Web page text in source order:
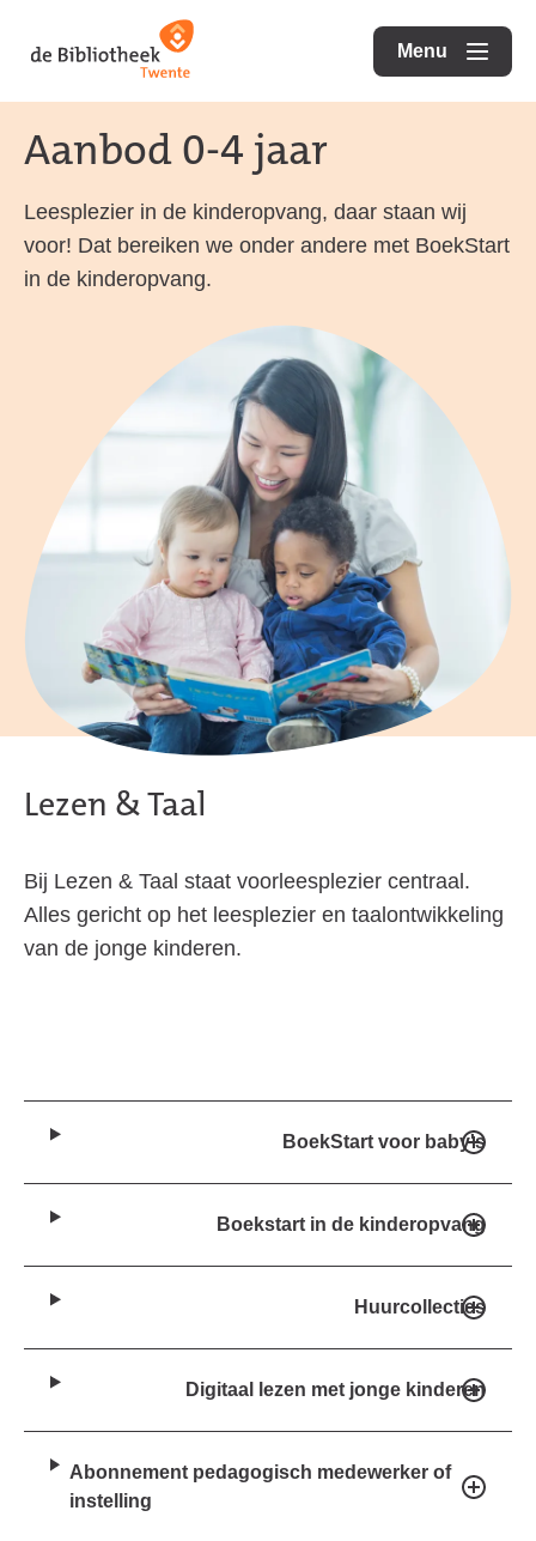
direct
content
direct
footer
naar
de
homepagina
Menu
openen
Aanbod 0-4 jaar
Leesplezier in de kinderopvang, daar staan wij
voor! Dat bereiken we onder andere met BoekStart
in de kinderopvang.
Lezen & Taal
Bij Lezen & Taal staat voorleesplezier centraal.
Alles gericht op het leesplezier en taalontwikkeling
van de jonge kinderen.
BoekStart voor baby's
Boekstart in de kinderopvang
Huurcollecties
Digitaal lezen met jonge kinderen
Abonnement pedagogisch medewerker of
instelling